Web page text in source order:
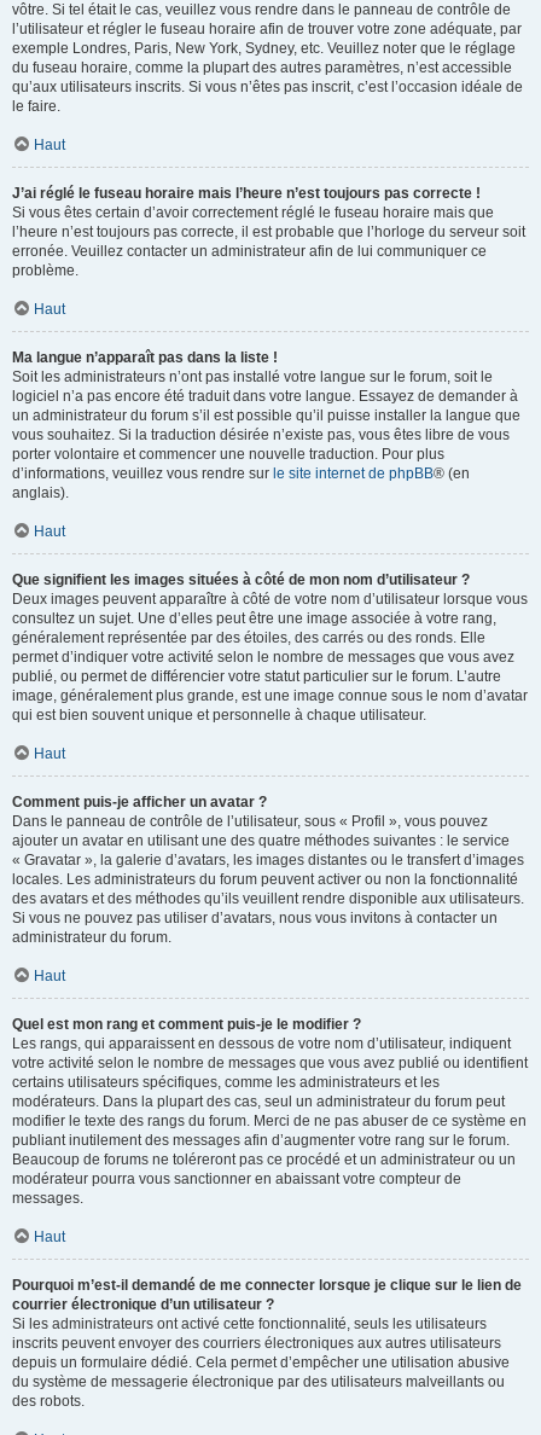
vôtre. Si tel était le cas, veuillez vous rendre dans le panneau de contrôle de
l’utilisateur et régler le fuseau horaire afin de trouver votre zone adéquate, par
exemple Londres, Paris, New York, Sydney, etc. Veuillez noter que le réglage
du fuseau horaire, comme la plupart des autres paramètres, n’est accessible
qu’aux utilisateurs inscrits. Si vous n’êtes pas inscrit, c’est l’occasion idéale de
le faire.
Haut
J’ai réglé le fuseau horaire mais l’heure n’est toujours pas correcte !
Si vous êtes certain d’avoir correctement réglé le fuseau horaire mais que
l’heure n’est toujours pas correcte, il est probable que l’horloge du serveur soit
erronée. Veuillez contacter un administrateur afin de lui communiquer ce
problème.
Haut
Ma langue n’apparaît pas dans la liste !
Soit les administrateurs n’ont pas installé votre langue sur le forum, soit le
logiciel n’a pas encore été traduit dans votre langue. Essayez de demander à
un administrateur du forum s’il est possible qu’il puisse installer la langue que
vous souhaitez. Si la traduction désirée n’existe pas, vous êtes libre de vous
porter volontaire et commencer une nouvelle traduction. Pour plus
d’informations, veuillez vous rendre sur le site internet de phpBB® (en
anglais).
Haut
Que signifient les images situées à côté de mon nom d’utilisateur ?
Deux images peuvent apparaître à côté de votre nom d’utilisateur lorsque vous
consultez un sujet. Une d’elles peut être une image associée à votre rang,
généralement représentée par des étoiles, des carrés ou des ronds. Elle
permet d’indiquer votre activité selon le nombre de messages que vous avez
publié, ou permet de différencier votre statut particulier sur le forum. L’autre
image, généralement plus grande, est une image connue sous le nom d’avatar
qui est bien souvent unique et personnelle à chaque utilisateur.
Haut
Comment puis-je afficher un avatar ?
Dans le panneau de contrôle de l’utilisateur, sous « Profil », vous pouvez
ajouter un avatar en utilisant une des quatre méthodes suivantes : le service
« Gravatar », la galerie d’avatars, les images distantes ou le transfert d’images
locales. Les administrateurs du forum peuvent activer ou non la fonctionnalité
des avatars et des méthodes qu’ils veuillent rendre disponible aux utilisateurs.
Si vous ne pouvez pas utiliser d’avatars, nous vous invitons à contacter un
administrateur du forum.
Haut
Quel est mon rang et comment puis-je le modifier ?
Les rangs, qui apparaissent en dessous de votre nom d’utilisateur, indiquent
votre activité selon le nombre de messages que vous avez publié ou identifient
certains utilisateurs spécifiques, comme les administrateurs et les
modérateurs. Dans la plupart des cas, seul un administrateur du forum peut
modifier le texte des rangs du forum. Merci de ne pas abuser de ce système en
publiant inutilement des messages afin d’augmenter votre rang sur le forum.
Beaucoup de forums ne toléreront pas ce procédé et un administrateur ou un
modérateur pourra vous sanctionner en abaissant votre compteur de
messages.
Haut
Pourquoi m’est-il demandé de me connecter lorsque je clique sur le lien de
courrier électronique d’un utilisateur ?
Si les administrateurs ont activé cette fonctionnalité, seuls les utilisateurs
inscrits peuvent envoyer des courriers électroniques aux autres utilisateurs
depuis un formulaire dédié. Cela permet d’empêcher une utilisation abusive
du système de messagerie électronique par des utilisateurs malveillants ou
des robots.